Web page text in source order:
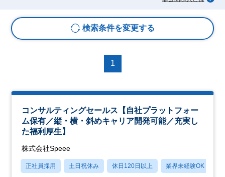
検索条件を変更する
1
コンサルティングセールス【自社プラットフォー
ム保有／縦・横・斜めキャリア開発可能／充実し
た福利厚生】
株式会社Speee
正社員採用 土日祝休み 休日120日以上 業界未経験OK